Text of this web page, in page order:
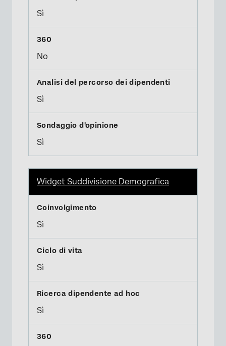
Sì
No
Sì
Sì
Widget Suddivisione Demografica
Sì
Sì
Sì